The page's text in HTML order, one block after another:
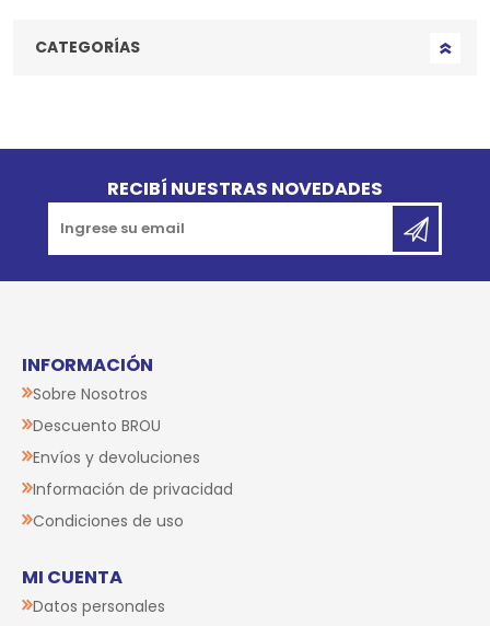
CATEGORÍAS
RECIBÍ NUESTRAS NOVEDADES
INFORMACIÓN
Sobre Nosotros
Descuento BROU
Envíos y devoluciones
Información de privacidad
Condiciones de uso
MI CUENTA
Datos personales